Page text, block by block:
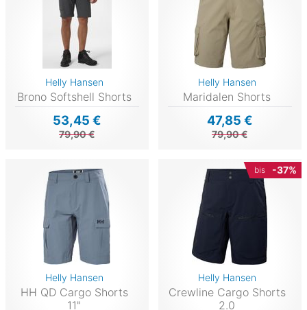
Helly Hansen
Brono Softshell Shorts
53,45 €
79,90 €
Helly Hansen
Maridalen Shorts
47,85 €
79,90 €
Helly Hansen
HH QD Cargo Shorts
11"
bis -37%
Helly Hansen
Crewline Cargo Shorts
2.0